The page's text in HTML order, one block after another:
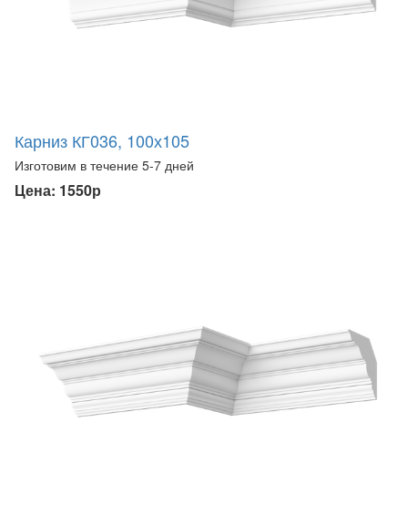
Карниз КГ036, 100х105
Изготовим в течение 5-7 дней
Цена: 1550р